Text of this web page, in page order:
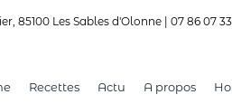
85100 Les Sables d'Olonne | 07 86 07 33
Recettes Actu A propos